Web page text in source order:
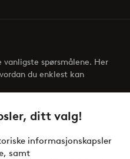
ditt valg!
informasjonskapsler
samt
vanligste spørsmålene. Her
du enklest kan
Betalingsmåte